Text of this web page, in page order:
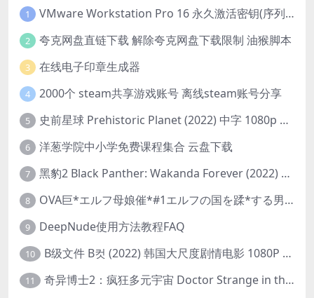
1 VMware Workstation Pro 16 永久激活密钥(序列号)
2 夸克网盘直链下载 解除夸克网盘下载限制 油猴脚本
3 在线电子印章生成器
4 2000个 steam共享游戏账号 离线steam账号分享
5 史前星球 Prehistoric Planet (2022) 中字 1080p 高清 阿里云盘 2022.5.27已更新全集
6 洋葱学院中小学免费课程集合 云盘下载
7 黑豹2 Black Panther: Wakanda Forever (2022) 高清版
8 OVA巨*エルフ母娘催*#1エルフの国を蹂*する男。汚された女王と姫
9 DeepNude使用方法教程FAQ
10 B级文件 B컷 (2022) 韩国大尺度剧情电影 1080P 中字
11 奇异博士2：疯狂多元宇宙 Doctor Strange in the Multiverse of Madness (2022) 高清版1080p